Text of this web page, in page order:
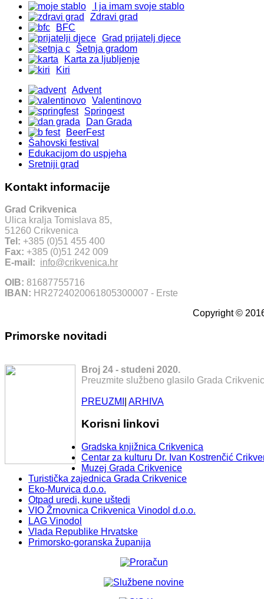
I ja imam svoje stablo
Zdravi grad
BFC
Grad prijatelj djece
Šetnja gradom
Karta za ljubljenje
Kiri
Advent
Valentinovo
Springest
Dan Grada
BeerFest
Šahovski festival
Edukacijom do uspjeha
Sretniji grad
Kontakt informacije
Grad Crikvenica
Ulica kralja Tomislava 85,
51260 Crikvenica
Tel: +385 (0)51 455 400
Fax: +385 (0)51 242 009
E-mail: info@crikvenica.hr
OIB: 81687755716
IBAN: HR2724020061805300007 - Erste
Copyright ©
Primorske novitadi
Broj 24 - studeni 2020.
Preuzmite službeno glasilo Grada
PREUZMI ARHIVA
Korisni linkovi
Gradska knjižnica Crikvenica
Centar za kulturu Dr. Ivan Kostrenčić
Muzej Grada Crikvenice
Turistička zajednica Grada Crikvenice
Eko-Murvica d.o.o.
Otpad uredi, kune uštedi
VIO Žrnovnica Crikvenica Vinodol d.o.o.
LAG Vinodol
Vlada Republike Hrvatske
Primorsko-goranska županija